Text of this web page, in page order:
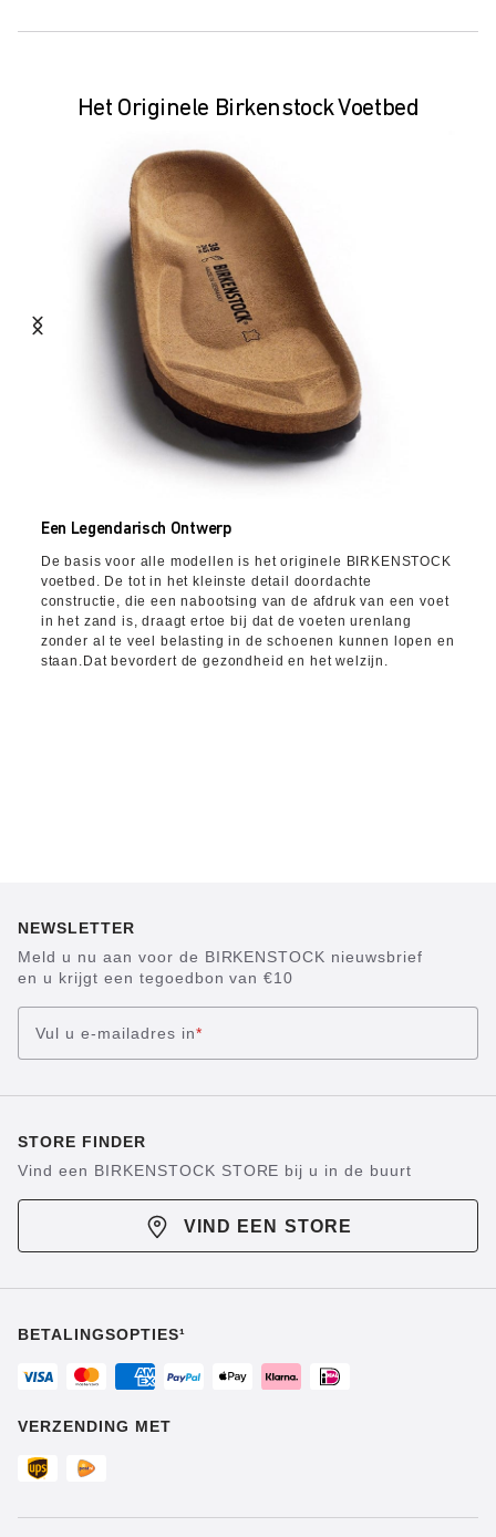
Het Originele Birkenstock Voetbed
Een Legendarisch Ontwerp
De basis voor alle modellen is het originele BIRKENSTOCK
voetbed. De tot in het kleinste detail doordachte
constructie, die een nabootsing van de afdruk van een voet
in het zand is, draagt ertoe bij dat de voeten urenlang
zonder al te veel belasting in de schoenen kunnen lopen en
staan.Dat bevordert de gezondheid en het welzijn.
NEWSLETTER
Meld u nu aan voor de BIRKENSTOCK nieuwsbrief
en u krijgt een tegoedbon van €10
Vul u e-mailadres in*
STORE FINDER
Vind een BIRKENSTOCK STORE bij u in de buurt
VIND EEN STORE
BETALINGSOPTIES¹
VERZENDING MET